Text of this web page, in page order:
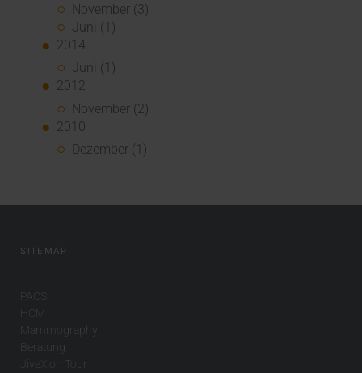
November (3)
Juni (1)
2014
Juni (1)
2012
November (2)
2010
Dezember (1)
SITEMAP
PACS
HCM
Mammography
Beratung
JiveX on Tour